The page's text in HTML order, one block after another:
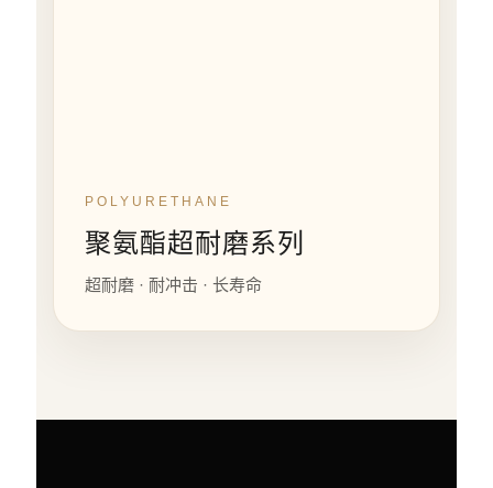
POLYURETHANE
聚氨酯超耐磨系列
超耐磨 · 耐冲击 · 长寿命